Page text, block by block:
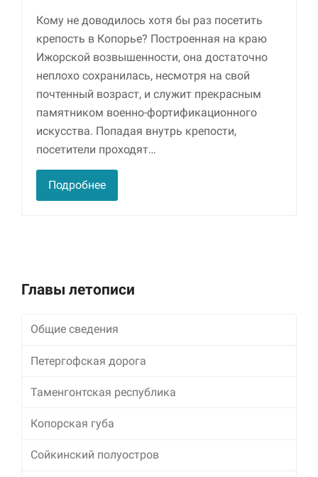
Кому не доводилось хотя бы раз посетить
крепость в Копорье? Построенная на краю
Ижорской возвышенности, она достаточно
неплохо сохранилась, несмотря на свой
почтенный возраст, и служит прекрасным
памятником военно-фортификационного
искусства. Попадая внутрь крепости,
посетители проходят…
Подробнее
Главы летописи
Общие сведения
Петергофская дорога
Таменгонтская республика
Копорская губа
Сойкинский полуостров
Использование
этих файлов cookie
обязательно. Они
необходимы для
функционирования
веб-сайта.
Статистика и